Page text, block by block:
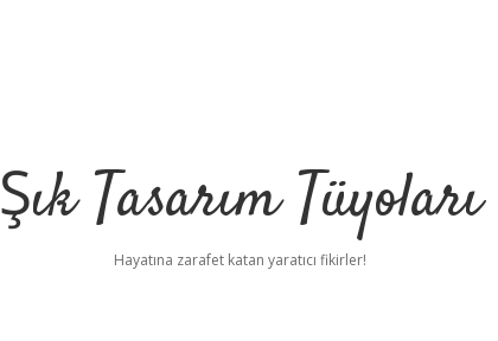
Şık Tasarım Tüyoları
Hayatına zarafet katan yaratıcı fikirler!